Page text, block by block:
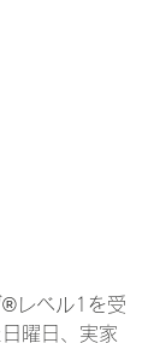
®レベル1を受
曜日、実家